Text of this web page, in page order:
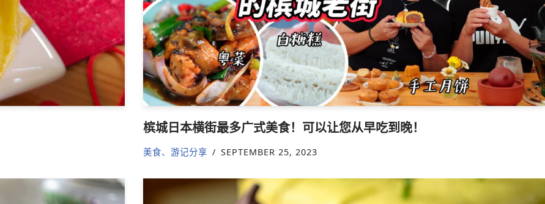
槟城日本横街最多广式美食！可以让您从早吃到晚！
美食、游记分享 SEPTEMBER 25, 2023